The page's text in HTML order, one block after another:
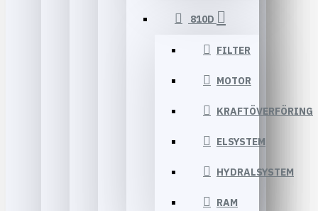
810D
FILTER
MOTOR
KRAFTÖVERFÖRING
ELSYSTEM
HYDRALSYSTEM
RAM